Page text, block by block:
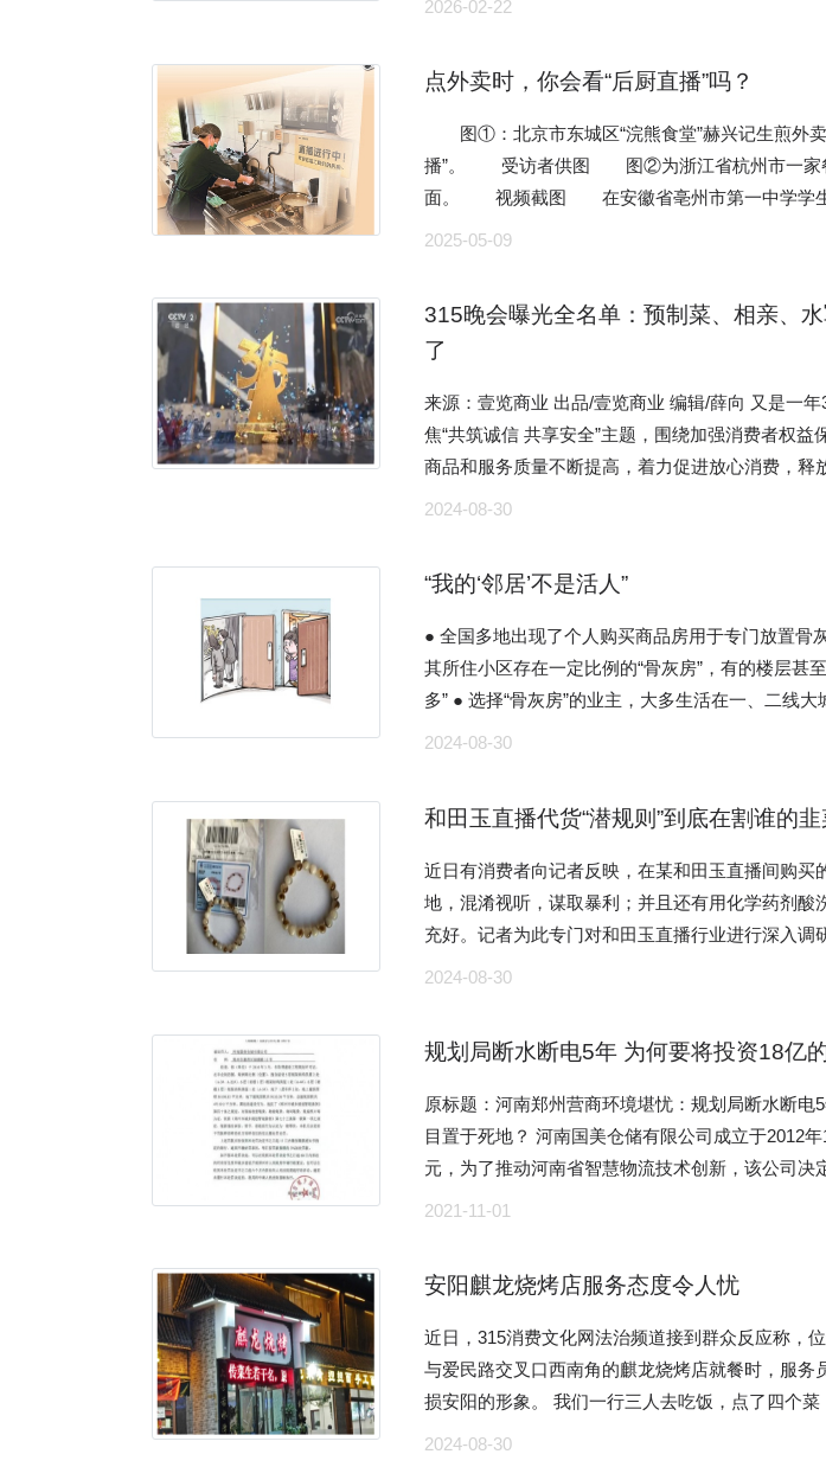
机构拉拢、诱导参保人员虚假住院骗保；组织倒卖
参与空刷套刷医疗保障基金，或者骗取生育津贴
要求，医疗保障经办机构应当履行协议管理职责，
采取日常审核、智能审核、抽查审核、核查检查等
2026-02-22
点外卖时，你会看“后厨直播”吗？
图①：北京市东城区“浣熊食堂”赫兴记生煎外卖
播”。 受访者供图 图②为浙江省杭州市一家餐
面。 视频截图 在安徽省亳州市第一中学学生
示食堂后厨的关键场所。 张洪金摄（人民视
程直播备菜、炒菜、出餐过程。 不久前，中共
印发《关于进一步强化食品安全全链条监管的意见
行‘互联网＋明厨亮灶’，强化无堂食外卖监管和
亮灶”借助视频监控和互联网技术，对餐饮单位后
欢迎。目前，美团、京东、饿了么等平台均鼓励入
海淀区的大学生曾瑛像往常一样点开外卖APP，但
会先看一下商家的后厨是否干净，再决定要不要下
面里，一名后厨工作人员戴着口罩和网帽正在炒菜
菜，食材摆放整齐，地面干净。“这些细节，比
年来，多地推出政策，鼓励“后厨直播”。《上海市
管理办法（试行）》提出，鼓励入网食品经营者实
餐饮服务食品安全管理相关规定，推动入网餐饮服
建网站的餐饮服务经营活动主页面显著位置，以视
作现场。 近期，多家外卖平台在“后厨直播”方面
的京东外卖宣布将“解决食品安全问题”作为平台建
通“后厨直播”功能的商家给予流量支持。目前，美
意开‘后厨直播’说明商家有底气”“希望‘后厨直播’
但也有消费者表示，“后厨直播”并非自己的刚需。“
省杭州市滨江区工作的吴晨说，“我更在意饭菜口味
自己信赖的餐饮品牌。”还有消费者反映，有的商户
院财经战略研究院研究员李勇坚表示，“后厨直播”
频就是店铺的宣传片 中午11点，位于北京市东城
单器中传来的提示声。这是一家外卖集合店，里面
平方米的外卖专营店里，“米悦拌饭”店主林忠芳
饭，按订单信息放入牛肉、玉米等食材，迅速封装
卖取餐台上。 这一切，被店内一台正对着操作台
2025-05-09
315晚会曝光全名单：预制菜、相亲、
了
来源：壹览商业 出品/壹览商业 编辑/薛向 又是一年315。 今年的315晚会聚
焦“共筑诚信 共享安全”主题，围绕加强消费者权益
商品和服务质量不断提高，着力促进放心消费，释
活。 在今年的315晚会中，曝光了制造水军的主板机、防火玻璃“不防火”、灭
如下： 1.网络水军主板机灰色产业链 将20块手机主板，安装在同一个主板机
箱内，组装成一台主板机，一台机子就可以控制20
起来，就可以组建成千上万台手机的网络矩阵，有
戏、操纵发帖数量，操控网络投票，“你就是网络
而在生产线上，并没有看到给玻璃喷防火液及晾干
防火处理，“人家要假防火，打个标就行了”。为了
自己生产的产品去送检，骗取合格检验报告，然后
品。 3.灭不了火的灭火器 2024年1月初，315晚会来到了华中地区知名的五金
机电市场很多灭火器都是从这里批发出去的，然而
们所说的灭火效果却令人胆战心惊。鼎盛交通设施
实话告诉你。”30元?不灭火?这还是灭火器吗?按照
的店铺售卖的非标灭火器，磷酸二氢铵的含量从
20%，质量是没有最差。 4.梅菜扣肉原料竟是劣质槽头肉 315晚会接到举报当
地有个别企业用未经严格处理的槽头肉制作梅菜扣
头与躯干连接部位的肉，因为含有大量淋巴结、脂
左右。对当地多个冻品市场进行走访，不少商户透
肉替代五花肉做梅菜扣肉预制菜，早已是公开的秘密。 5.神乎其神的
2020年起一款号称是“高端商务白酒”的听花酒，出
间里，到处可见到这款听花酒的身影。标准装售价
2024-08-30
“我的‘邻居’不是活人”
● 全国多地出现了个人购买商品房用于专门放置骨
其所住小区存在一定比例的“骨灰房”，有的楼层甚
多” ● 选择“骨灰房”的业主，大多生活在一、二线大城市，而大城市存在着墓地
价格高、管理费用贵、租期短等现实问题，于是在
不得妨害公共秩序、危害公共安全，不得侵害他人的合法权益 ●
快出台相关法律法规，对利用商品房安放骨灰盒现
理。要想从根本上解决问题，相关部门还应当对丧
画/高岳 □ 本报记者 韩丹东 □ 《法治周末》见习记者 王意天 本该是低头不见抬
不会响起。联想到小区里有人家将房子专门用来放
到对门有动静，于是迅速起身跑到门口，从猫眼向
间里摆着两座烛台，中间是一个黑色盒子。随着对
出现在他的视野里。 “我的‘邻居’不是活人！”原本的猜测得到了印证，想想对门
就是专门用来放置骨灰盒的“骨灰房”，赵先生感到
么办”？ 赵先生的遭遇并非个例。据公开报道和《法治日报》记者调查采访，
所住小区存在一定比例的“骨灰房”，有的楼层甚至
其他邻居的合法权益？如果以此为噱头售楼是否违
节来临前夕，记者展开了调查采访。 购买商品房安置骨灰 有小区“骨灰房”扎堆
去年，湖南长沙的李云(化名)来到山东青岛工作，
网络平台看中了一套位于李×村的房子——那里离市
2024-08-30
和田玉直播代货“潜规则”到底在割谁的韭
近日有消费者向记者反映，在某和田玉直播间购买
地，混淆视听，谋取暴利；并且还有用化学药剂酸
充好。记者为此专门对和田玉直播行业进行深入调
家，请专家进行鉴定。 记者先后从某和田玉直播间购买了两条手串，后经行业
出来糖白效果，改变品相提高卖价，因为经过化学
戴，佩戴会不太安全，甚至对身体健康会有危害。
高，竟然采用化学药水进行加工处理，将杂质较多
用化学药水进行侵泡和蒸煮处理，将杂色洗掉，让
串二，为一串白玉手串，直播间说是和田白玉，结
田玉，更不要说新疆和田玉了，鉴定结果是假冒和田玉。 国人对新疆
好会是一种非常不愉快的体验。深入了解在和田玉
的混淆视听，以次充好的情况。 很多人都认为和田玉是产自我国新疆地区，然
而殊不知和田玉虽然因新疆和田而命名，但其本身
疆和田地区出产的玉石，而是一类产品的名称。和
2024-08-30
规划局断水断电5年 为何要将
原标题：河南郑州营商环境堪忧：规划局断水断电
目置于死地？ 河南国美仓储有限公司成立于2012年12月，注册资金为一亿
元，为了推动河南省智慧物流技术创新，该公司决
食品加工及仓储物流建设项目。 2014年1月，该项目依据职能部门的审批，由
2015年，河南省发展和改革委员会以(豫发改建【
目为河南省第一批A类重点建设项目 2015年8月，该项目开始建设，2017年3月
完工。公司占国有土地224.8亩，建筑面积37万㎡
能容纳商户3000余户，解决群众就业5万多人。 但是，就是这个环保手续齐
建设过程中，却在郑州市城乡规划局那里被“卡住了脖子”。 2016年
2021-11-01
安阳麒龙烧烤店服务态度令人忧
近日，315消费文化网法治频道接到群众反应称，
与爱民路交叉口西南角的麒龙烧烤店就餐时，服务
损安阳的形象。 我们一行三人去吃饭，点了四个菜，其中的三个都已经快吃完
了，第四个菜还没有端上来。为了提醒服务员叫来
2024-08-30